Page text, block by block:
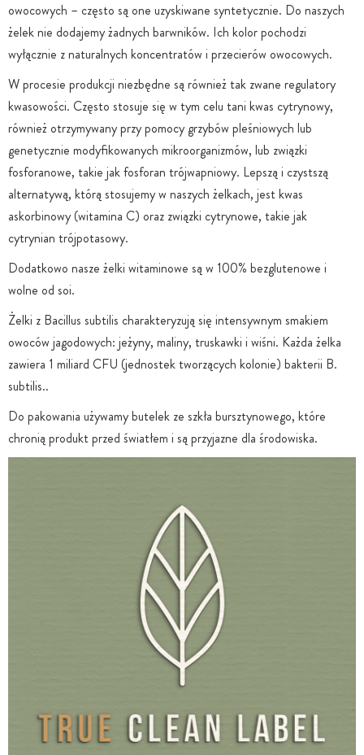
owocowych – często są one uzyskiwane syntetycznie. Do naszych
żelek nie dodajemy żadnych barwników. Ich kolor pochodzi
wyłącznie z naturalnych koncentratów i przecierów owocowych.
W procesie produkcji niezbędne są również tak zwane regulatory
kwasowości. Często stosuje się w tym celu tani kwas cytrynowy,
również otrzymywany przy pomocy grzybów pleśniowych lub
genetycznie modyfikowanych mikroorganizmów, lub związki
fosforanowe, takie jak fosforan trójwapniowy. Lepszą i czystszą
alternatywą, którą stosujemy w naszych żelkach, jest kwas
askorbinowy (witamina C) oraz związki cytrynowe, takie jak
cytrynian trójpotasowy.
Dodatkowo nasze żelki witaminowe są w 100% bezglutenowe i
wolne od soi.
Żelki z Bacillus subtilis charakteryzują się intensywnym smakiem
owoców jagodowych: jeżyny, maliny, truskawki i wiśni. Każda żelka
zawiera 1 miliard CFU (jednostek tworzących kolonie) bakterii B.
subtilis..
Do pakowania używamy butelek ze szkła bursztynowego, które
chronią produkt przed światłem i są przyjazne dla środowiska.